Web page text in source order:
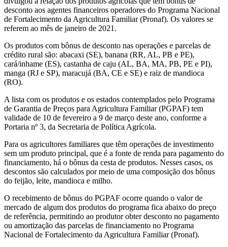
desconto aos agentes financeiros operadores do Programa Nacional
de Fortalecimento da Agricultura Familiar (Pronaf). Os valores se
referem ao mês de janeiro de 2021.
Os produtos com bônus de desconto nas operações e parcelas de
crédito rural são: abacaxi (SE), banana (RR, AL, PB e PE),
cará/inhame (ES), castanha de caju (AL, BA, MA, PB, PE e PI),
manga (RJ e SP), maracujá (BA, CE e SE) e raiz de mandioca
(RO).
A lista com os produtos e os estados contemplados pelo Programa
de Garantia de Preços para Agricultura Familiar (PGPAF) tem
validade de 10 de fevereiro a 9 de março deste ano, conforme a
Portaria nº 3, da Secretaria de Política Agrícola.
Para os agricultores familiares que têm operações de investimento
sem um produto principal, que é a fonte de renda para pagamento do
financiamento, há o bônus da cesta de produtos. Nesses casos, os
descontos são calculados por meio de uma composição dos bônus
do feijão, leite, mandioca e milho.
O recebimento de bônus do PGPAF ocorre quando o valor de
mercado de algum dos produtos do programa fica abaixo do preço
de referência, permitindo ao produtor obter desconto no pagamento
ou amortização das parcelas de financiamento no Programa
Nacional de Fortalecimento da Agricultura Familiar (Pronaf).